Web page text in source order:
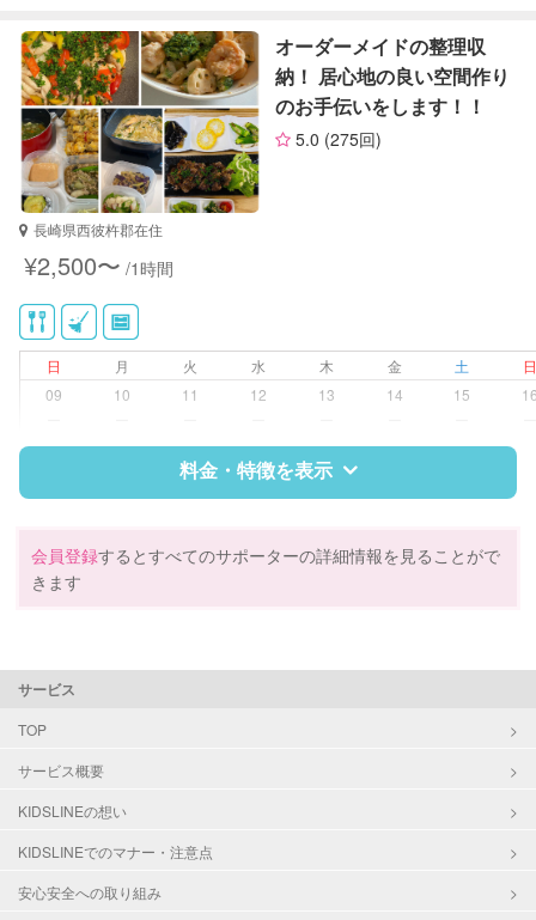
特徴 料金 レビュー
サポートの特徴
資格
クリンネスト1級
整理収納アドバイザー1級
クリーニングの受け渡し/引き取り
ゴミの分別/ゴミ出し
近隣買い物
作り置き料理
早朝対応
片付け/整理整頓
オーダーメイドの整理収
納！ 居心地の良い空間作り
のお手伝いをします！！
5.0 (275回)
長崎県西彼杵郡在住
¥2,500〜 /1時間
日 月 火 水 木 金 土
09
10 11 12 13 14 15
料金・特徴を表示
資格
企業型割引対象(旧内閣府補助対象)
対応可能/特徴
会員登録するとすべてのサポーターの詳細情報を見ることがで
きます
サービス
TOP
サービス概要
KIDSLINEの想い
KIDSLINEでのマナー・注意点
安心安全への取り組み